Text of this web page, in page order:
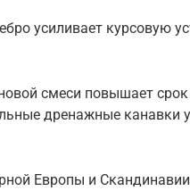
усиливает курсовую
смеси повышает
дренажные канавки
Европы и